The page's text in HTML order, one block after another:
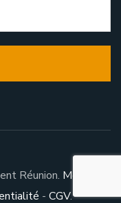
Réunion. Mentions
- CGV.